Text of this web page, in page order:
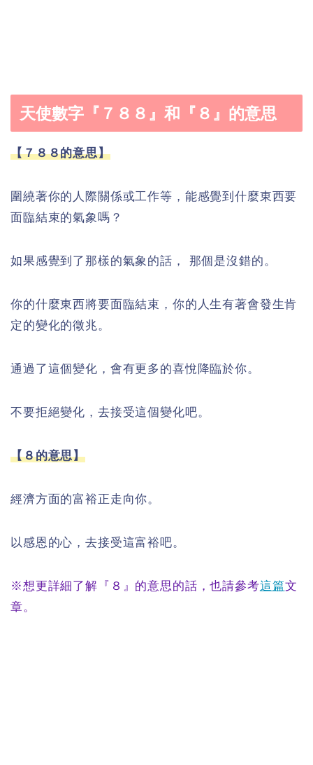
天使數字『７８８』和『８』的意思
【７８８的意思】
圍繞著你的人際關係或工作等，能感覺到什麼東西要
面臨結束的氣象嗎？
如果感覺到了那樣的氣象的話， 那個是沒錯的。
你的什麼東西將要面臨結束，你的人生有著會發生肯
定的變化的徵兆。
通過了這個變化，會有更多的喜悅降臨於你。
不要拒絕變化，去接受這個變化吧。
【８的意思】
經濟方面的富裕正走向你。
以感恩的心，去接受這富裕吧。
※想更詳細了解『８』的意思的話，也請參考這篇文
章。